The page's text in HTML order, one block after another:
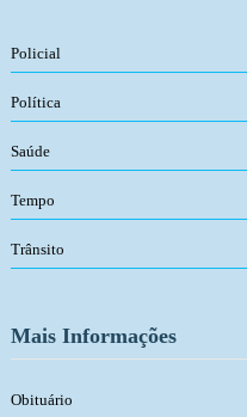
Policial
Política
Saúde
Tempo
Trânsito
Mais Informações
Obituário